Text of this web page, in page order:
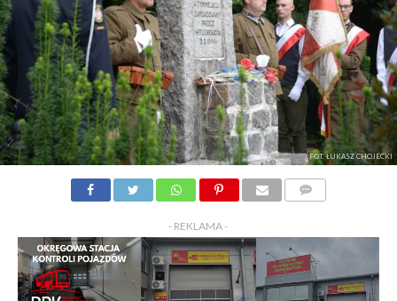
FOT. ŁUKASZ CHOJECKI
- REKLAMA -